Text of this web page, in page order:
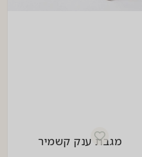
מגבת ענק קשמיר